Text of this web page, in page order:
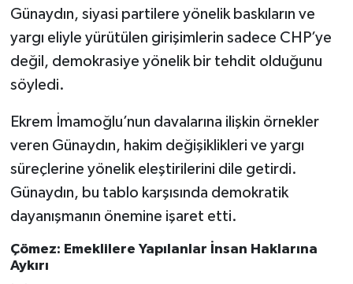
Günaydın, siyasi partilere yönelik baskıların ve
yargı eliyle yürütülen girişimlerin sadece CHP’ye
değil, demokrasiye yönelik bir tehdit olduğunu
söyledi.
Ekrem İmamoğlu’nun davalarına ilişkin örnekler
veren Günaydın, hakim değişiklikleri ve yargı
süreçlerine yönelik eleştirilerini dile getirdi.
Günaydın, bu tablo karşısında demokratik
dayanışmanın önemine işaret etti.
Çömez: Emeklilere Yapılanlar İnsan Haklarına
Aykırı